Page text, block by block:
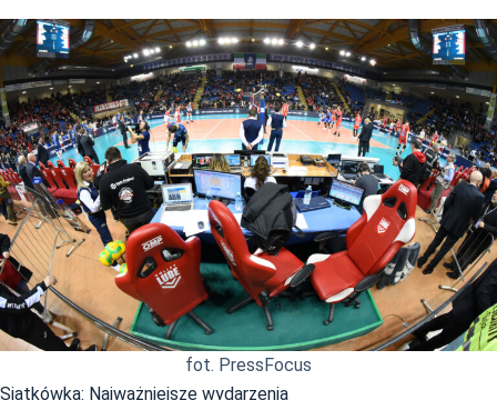
fot. PressFocus
Siatkówka: Najważniejsze wydarzenia